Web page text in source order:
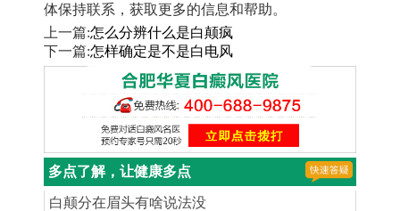
体保持联系，获取更多的信息和帮助。
上一篇:怎么分辨什么是白颠疯
下一篇:怎样确定是不是白电风
多点了解，让健康多点
白颠分在眉头有啥说法没